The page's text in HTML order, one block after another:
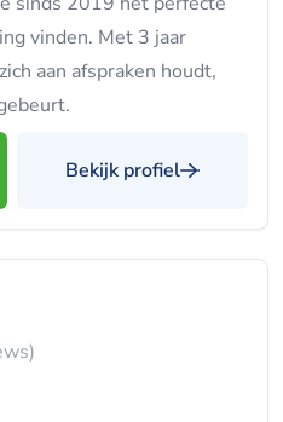
vinden. Met 3 jaar
aan afspraken houdt,
Bekijk profiel